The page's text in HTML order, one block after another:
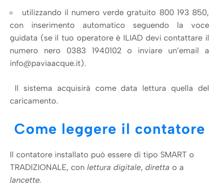
utilizzando il numero verde gratuito 800 193 850,
con inserimento automatico seguendo la voce
guidata (se il tuo operatore è ILIAD devi contattare il
numero nero 0383 1940102 o inviare un’email a
info@paviaacque.it).
Il sistema acquisirà come data lettura quella del
caricamento.
Come leggere il contatore
Il contatore installato può essere di tipo SMART o
TRADIZIONALE, con lettura digitale, diretta o a
lancette.